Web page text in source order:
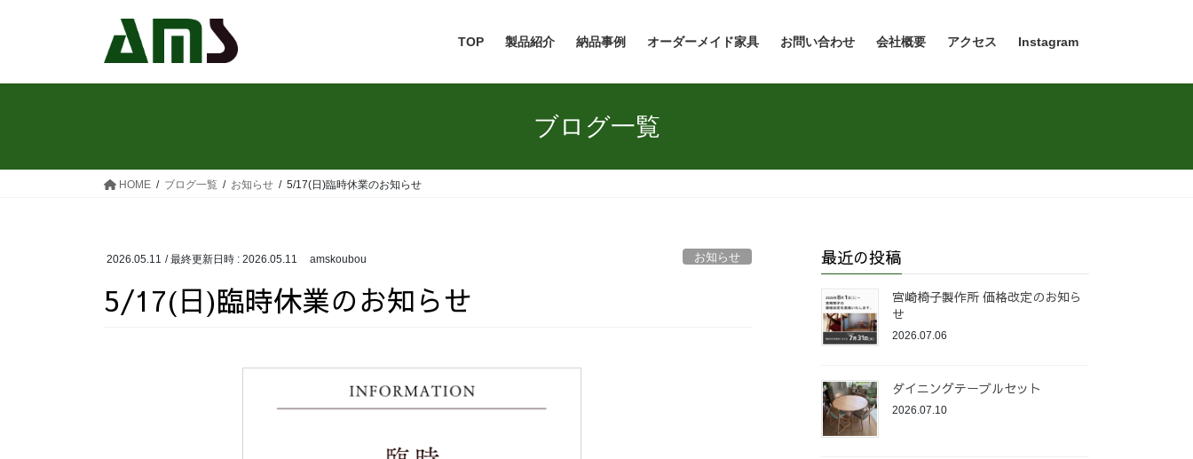
TOP 製品紹介 納品事例 オーダーメイド家具 お問い合わせ 会社概要 アクセス Instagram
ブログ一覧
HOME ブログ一覧 お知らせ 5/17(日)臨時休業のお知らせ
2026.05.11 / 最終更新日時 : 2026.05.11 amskoubou お知らせ
5/17(日)臨時休業のお知らせ
最近の投稿
宮崎椅子製作所 価格改定のお知ら
せ
2026.07.06
ダイニングテーブルセット
2026.07.10